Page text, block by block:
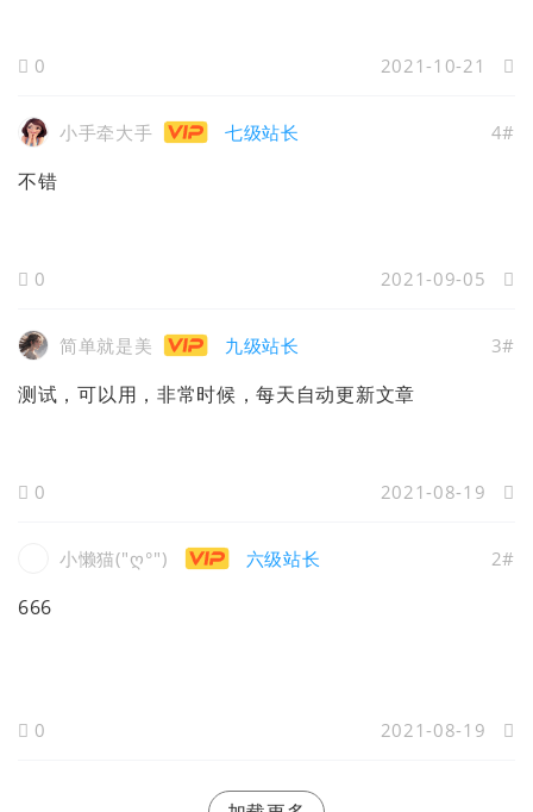
0 2021-10-21
小手牵大手 七级站长 4#
不错
0 2021-09-05
简单就是美 九级站长 3#
测试，可以用，非常时候，每天自动更新文章
0 2021-08-19
六级站长 2#
666
0 2021-08-19